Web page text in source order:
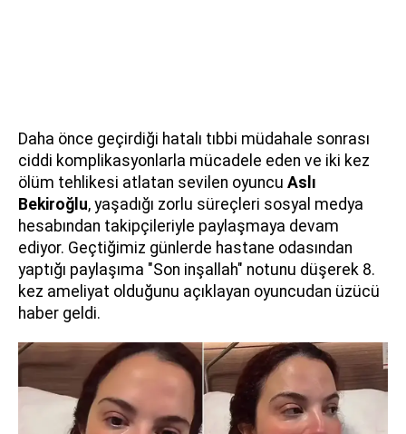
Daha önce geçirdiği hatalı tıbbi müdahale sonrası
ciddi komplikasyonlarla mücadele eden ve iki kez
ölüm tehlikesi atlatan sevilen oyuncu Aslı
Bekiroğlu, yaşadığı zorlu süreçleri sosyal medya
hesabından takipçileriyle paylaşmaya devam
ediyor. Geçtiğimiz günlerde hastane odasından
yaptığı paylaşıma "Son inşallah" notunu düşerek 8.
kez ameliyat olduğunu açıklayan oyuncudan üzücü
haber geldi.